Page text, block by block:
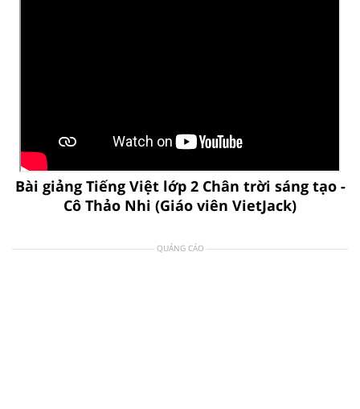
Bài giảng Tiếng Việt lớp 2 Chân trời sáng tạo -
Cô Thảo Nhi (Giáo viên VietJack)
QUẢNG CÁO